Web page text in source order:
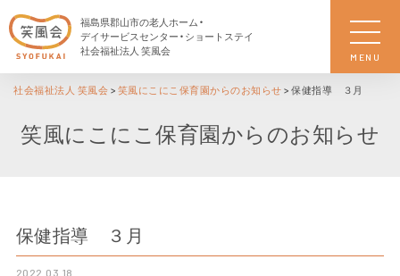
福島県郡山市の老人ホーム・
デイサービスセンター・ショートステイ
社会福祉法人 笑風会
MENU
社会福祉法人 笑風会 > 笑風にこにこ保育園からのお知らせ > 保健指導 ３月
笑風にこにこ保育園からのお知らせ
保健指導 ３月
2022.03.18